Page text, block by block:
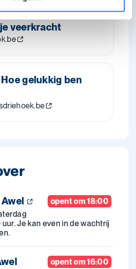
en tegenslagen?
veerkracht
Hoe gelukkig ben
opent om 18:00
Je kan even in de wachtrij
opent om 16:00